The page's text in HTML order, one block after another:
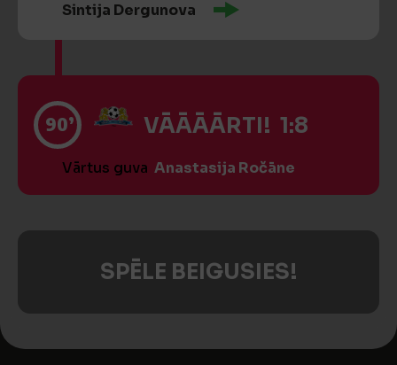
Sintija Dergunova
90’ VĀĀĀĀRTI! 1:8
Vārtus guva Anastasija Ročāne
SPĒLE BEIGUSIES!